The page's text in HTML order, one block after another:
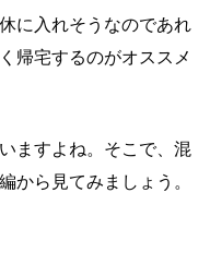
に入れそうなのであれ
帰宅するのがオススメ
ますよね。そこで、混
から見てみましょう。